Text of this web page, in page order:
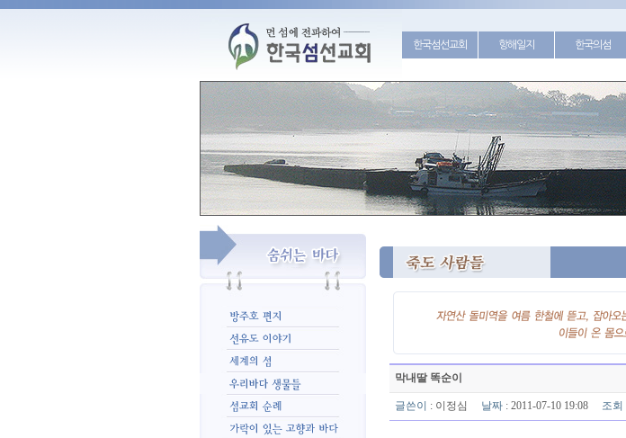
한국섬선교회 항해일지 한국의섬
막내딸 똑순이
글쓴이 : 이정심 날짜: 2011-07-10 19:08 조회